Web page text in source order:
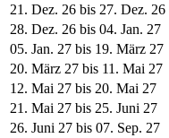
21. Dez. 26 bis 27. Dez. 26
28. Dez. 26 bis 04. Jan. 27
05. Jan. 27 bis 19. März 27
20. März 27 bis 11. Mai 27
12. Mai 27 bis 20. Mai 27
21. Mai 27 bis 25. Juni 27
26. Juni 27 bis 07. Sep. 27